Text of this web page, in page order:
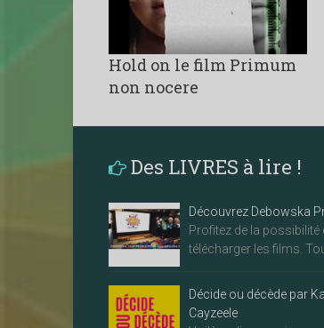
Hold on le film Primum
non nocere
Des LIVRES à lire !
Découvrez Debowska
Profitez de la possibilité
télécharger les films.
Décide ou décède par
Cayzeele